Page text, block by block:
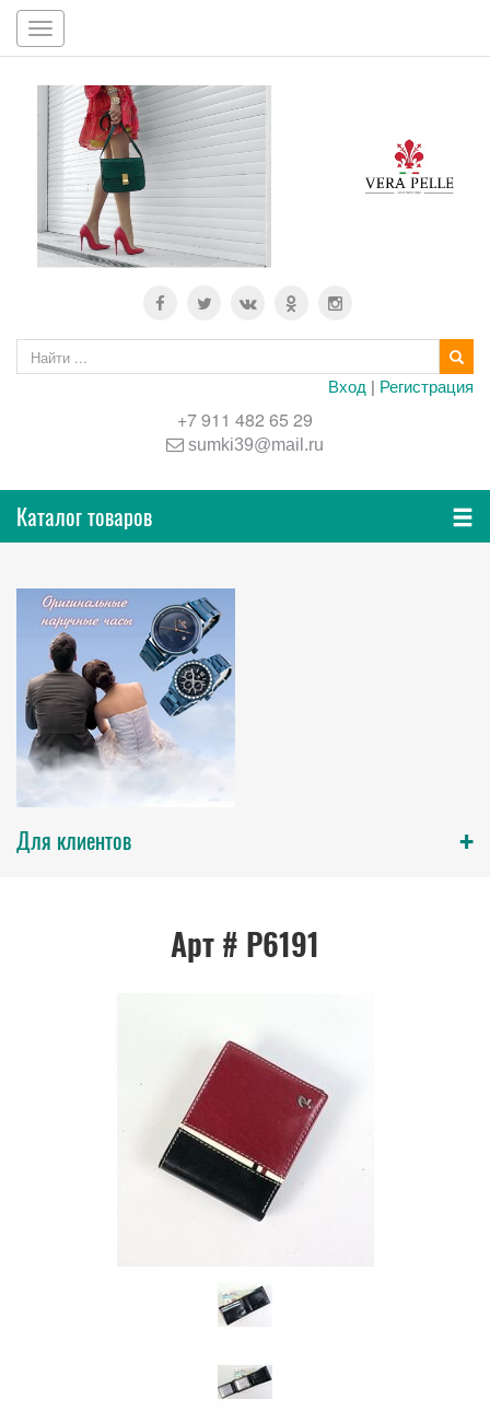
Toggle
navigation
Вход | Регистрация
+7 911 482 65 29
sumki39@mail.ru
Каталог товаров
Для клиентов +
Арт # P6191